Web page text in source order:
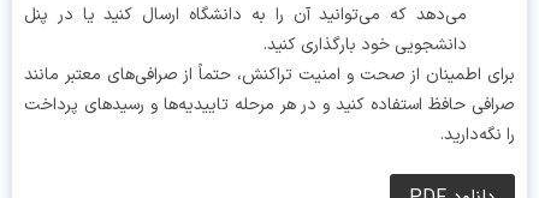
می‌دهد که می‌توانید آن را به دانشگاه ارسال کنید یا در پنل
دانشجویی خود بارگذاری کنید.
اطمینان از صحت و امنیت تراکنش، حتماً از صرافی‌های معتبر مانند
حافظ استفاده کنید و در هر مرحله تاییدیه‌ها و رسیدهای پرداخت